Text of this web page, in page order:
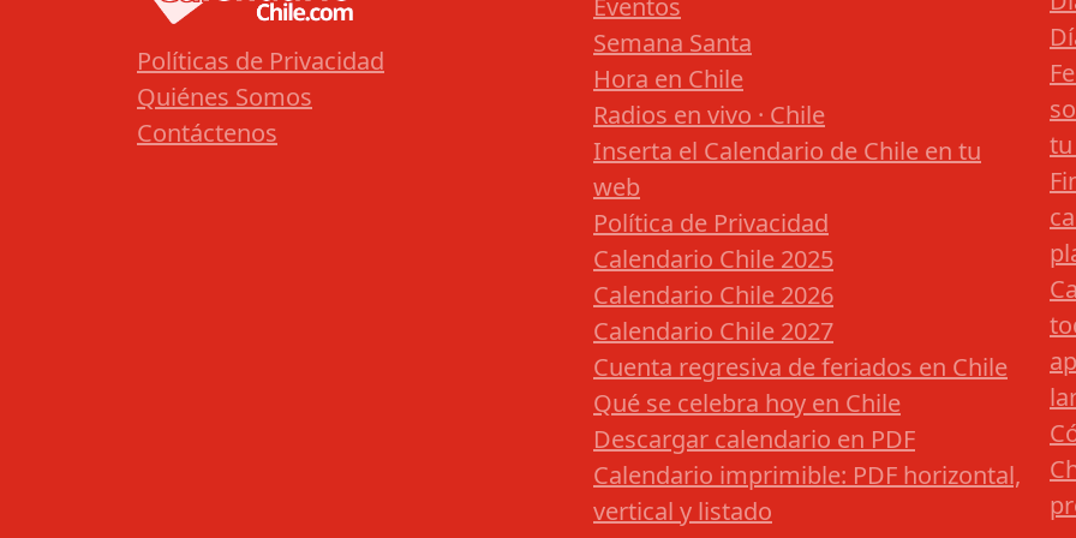
Políticas de Privacidad
Quiénes Somos
Contáctenos
Semana Santa
Hora en Chile
Radios en vivo · Chile
Inserta el Calendario de Chile en tu
web
Política de Privacidad
Calendario Chile 2025
Calendario Chile 2026
Calendario Chile 2027
Cuenta regresiva de feriados en Chile
Qué se celebra hoy en Chile
Descargar calendario en PDF
Calendario imprimible: PDF horizontal,
vertical y listado